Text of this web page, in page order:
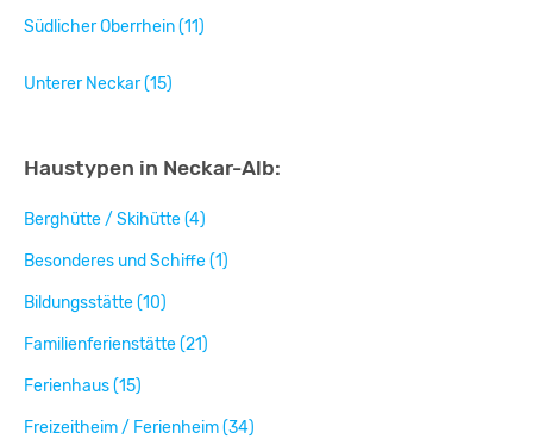
Südlicher Oberrhein (11)
Unterer Neckar (15)
Haustypen in Neckar-Alb:
Berghütte / Skihütte (4)
Besonderes und Schiffe (1)
Bildungsstätte (10)
Familienferienstätte (21)
Ferienhaus (15)
Freizeitheim / Ferienheim (34)